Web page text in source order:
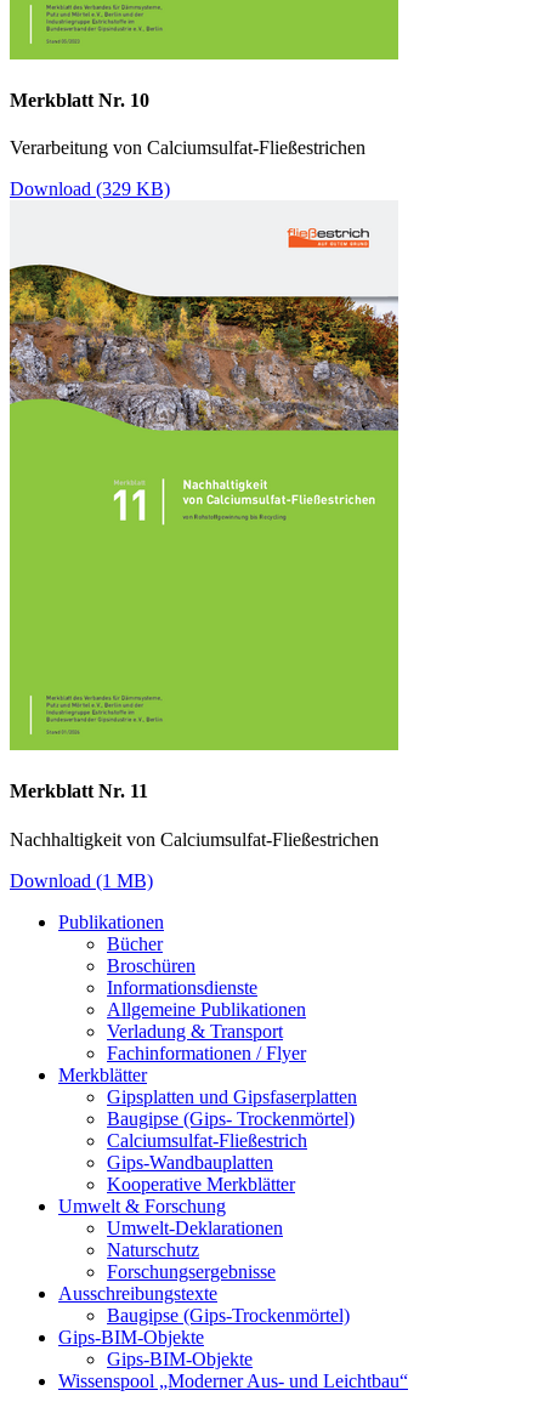
Merkblatt Nr. 10
Verarbeitung von Calciumsulfat-Fließestrichen
Download (329 KB)
Merkblatt Nr. 11
Nachhaltigkeit von Calciumsulfat-Fließestrichen
Download (1 MB)
Publikationen
Bücher
Broschüren
Informationsdienste
Allgemeine Publikationen
Verladung & Transport
Fachinformationen / Flyer
Merkblätter
Gipsplatten und Gipsfaserplatten
Baugipse (Gips- Trockenmörtel)
Calciumsulfat-Fließestrich
Gips-Wandbauplatten
Kooperative Merkblätter
Umwelt & Forschung
Umwelt-Deklarationen
Naturschutz
Forschungsergebnisse
Ausschreibungstexte
Baugipse (Gips-Trockenmörtel)
Gips-BIM-Objekte
Gips-BIM-Objekte
Wissenspool „Moderner Aus- und Leichtbau“